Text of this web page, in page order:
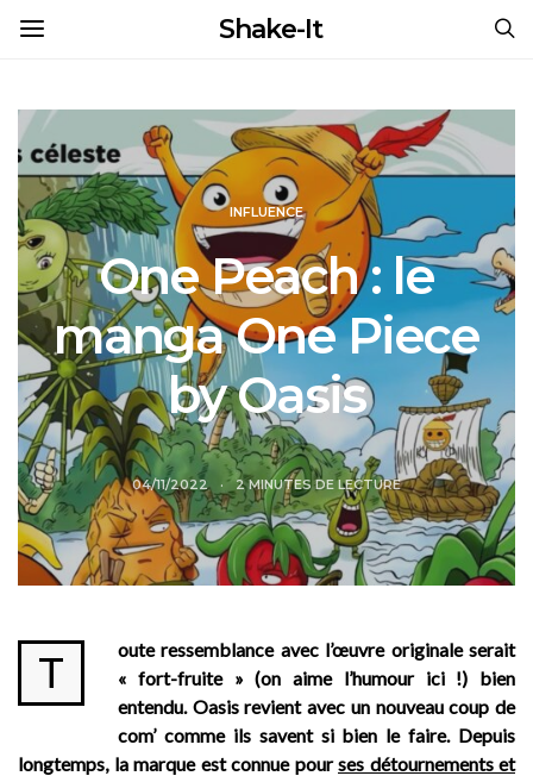
Shake-It
INFLUENCE
One Peach : le
manga One Piece
by Oasis
04/11/2022 2 MINUTES DE LECTURE
T
oute ressemblance avec l’œuvre originale serait
« fort-fruite » (on aime l’humour ici !) bien
entendu. Oasis revient avec un nouveau coup de
com’ comme ils savent si bien le faire. Depuis
longtemps, la marque est connue pourses détournements et